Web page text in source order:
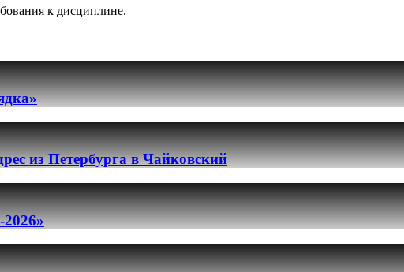
к дисциплине.
из Петербурга в Чайковский
2026»